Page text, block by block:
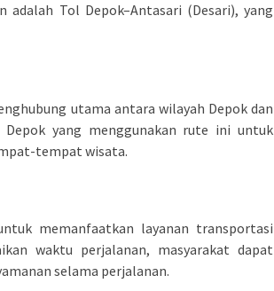
Tol Depok–Antasari (Desari), yang
utama antara wilayah Depok dan
yang menggunakan rute ini untuk
tempat wisata.
memanfaatkan layanan transportasi
waktu perjalanan, masyarakat dapat
selama perjalanan.